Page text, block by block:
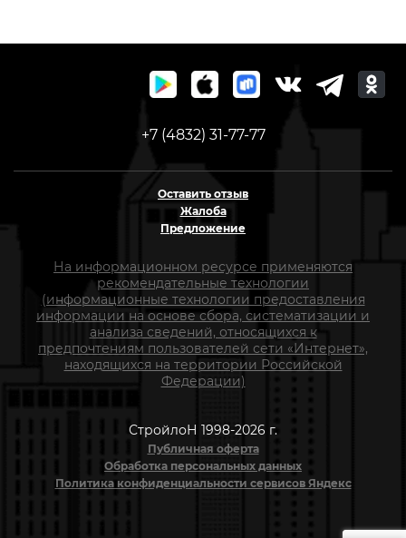
+7 (4832) 31-77-77
Оставить отзыв
Жалоба
Предложение
На информационном ресурсе применяются
рекомендательные технологии
(информационные технологии предоставления
информации на основе сбора, систематизации и
анализа сведений, относящихся к
предпочтениям пользователей сети «Интернет»,
находящихся на территории Российской
Федерации)
СтройлоН 1998-2026 г.
Публичная оферта
Обработка персональных данных
Политика конфиденциальности сервисов Яндекс